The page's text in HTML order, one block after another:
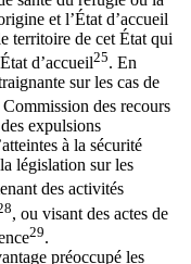
et l’État d’accueil
territoire de cet État qui
d’accueil25. En
sur les cas de
des recours
expulsions
à la sécurité
législation sur les
des activités
, ou visant des actes de
29.
préoccupé les